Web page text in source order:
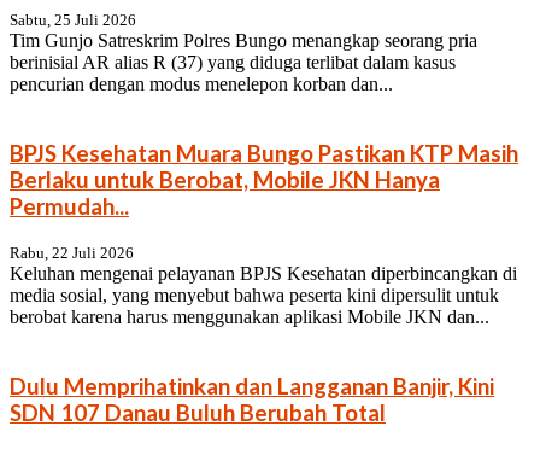
Sabtu, 25 Juli 2026
Tim Gunjo Satreskrim Polres Bungo menangkap seorang pria
berinisial AR alias R (37) yang diduga terlibat dalam kasus
pencurian dengan modus menelepon korban dan...
BPJS Kesehatan Muara Bungo Pastikan KTP Masih
Berlaku untuk Berobat, Mobile JKN Hanya
Permudah...
Rabu, 22 Juli 2026
Keluhan mengenai pelayanan BPJS Kesehatan diperbincangkan di
media sosial, yang menyebut bahwa peserta kini dipersulit untuk
berobat karena harus menggunakan aplikasi Mobile JKN dan...
Dulu Memprihatinkan dan Langganan Banjir, Kini
SDN 107 Danau Buluh Berubah Total